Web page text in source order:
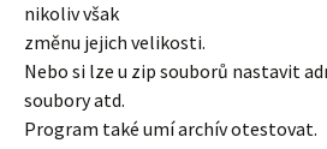
nikoliv však
změnu jejich velikosti.
Nebo si lze u zip souborů nastavit
soubory atd.
Program také umí archív otestovat.